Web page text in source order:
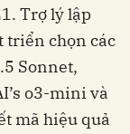
Trợ lý lập
triển chọn các
Sonnet,
o3-mini và
mã hiệu quả